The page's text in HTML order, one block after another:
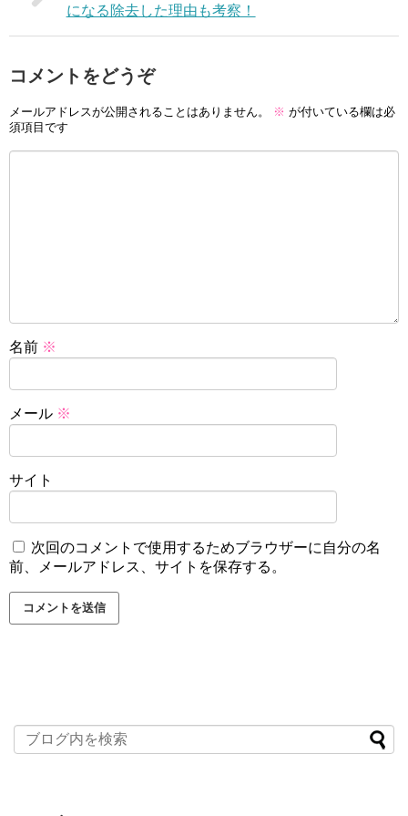
になる除去した理由も考察！
コメントをどうぞ
メールアドレスが公開されることはありません。 ※ が付いている欄は必
須項目です
名前 ※
メール ※
サイト
次回のコメントで使用するためブラウザーに自分の名
前、メールアドレス、サイトを保存する。